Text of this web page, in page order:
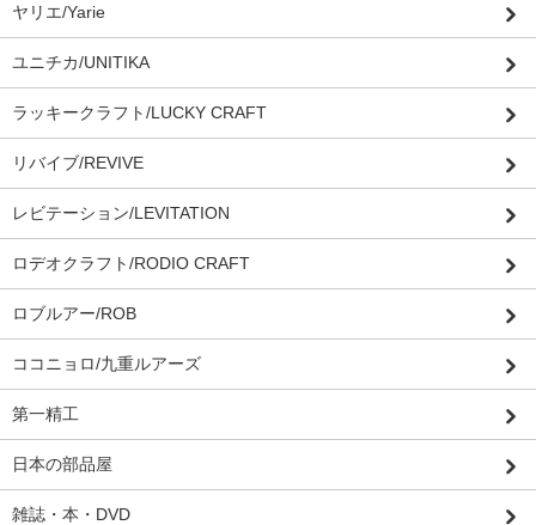
ヤリエ/Yarie
ユニチカ/UNITIKA
ラッキークラフト/LUCKY CRAFT
リバイブ/REVIVE
レビテーション/LEVITATION
ロデオクラフト/RODIO CRAFT
ロブルアー/ROB
ココニョロ/九重ルアーズ
第一精工
日本の部品屋
雑誌・本・DVD